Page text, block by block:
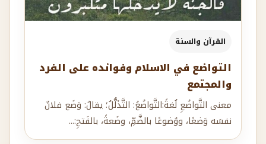
القرآن والسنة
التواضع في الاسلام وفوائده على الفرد
معنى التَّواضُعِ لُغةً:التَّواضُعُ: التَّذَلُّلُ؛ يقالُ: وَضَع فلانٌ
نفسَه وَضعًا، ووُضوعًا بالضَّمِّ، وضَعةً، بالفَتحِ:...